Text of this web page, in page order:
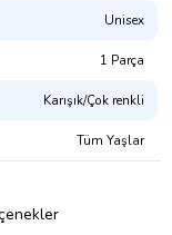
ve farklı
Hesabımız
Unisex
1 Parça
Karışık/Çok renkli
Tüm Yaşlar